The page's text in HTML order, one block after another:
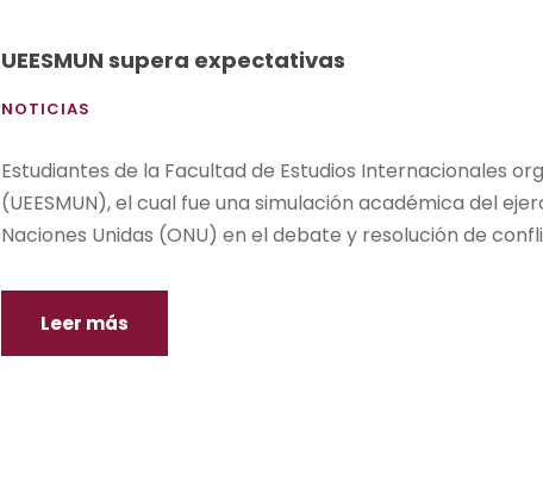
UEESMUN supera expectativas
NOTICIAS
Estudiantes de la Facultad de Estudios Internacionales
(UEESMUN), el cual fue una simulación académica del
Naciones Unidas (ONU) en el debate y resolución de
Leer más